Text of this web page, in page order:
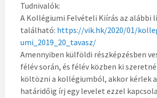
Tudnivalók:
A Kollégiumi Felvételi Kiírás az alábbi
található: https://vik.hk/2020/01/
umi_2019_20_tavasz/
Amennyiben külföldi részképzésben
félév során, és félév közben ki
költözni a kollégiumból, akkor kérlek
határidőig írj egy levelet ezzel